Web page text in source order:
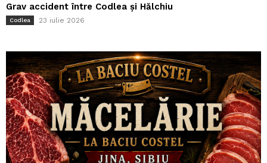
Grav accident între Codlea și Hălchiu
Codlea 23 iulie 2026